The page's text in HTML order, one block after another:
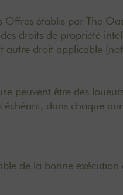
établis par The
droits de propriété
autre droit applicable
peuvent être des
échéant, dans chaque
de la bonne